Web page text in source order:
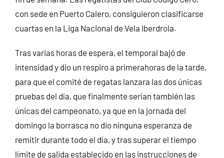
con sede en Puerto Calero, consiguieron clasificarse
cuartas en la Liga Nacional de Vela Iberdrola.
Tras varias horas de espera, el temporal bajó de
intensidad y dio un respiro a primerahoras de la tarde,
para que el comité de regatas lanzara las dos únicas
pruebas del día, que finalmente serían también las
únicas del campeonato, ya que en la jornada del
domingo la borrasca no dio ninguna esperanza de
remitir durante todo el día, y tras superar el tiempo
límite de salida establecido en las instrucciones de